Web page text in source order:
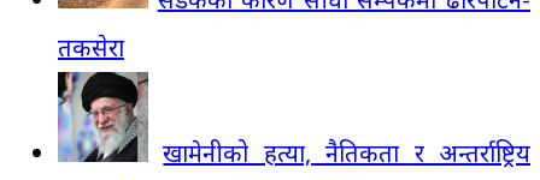
तकसेरा
खामेनीको हत्या, नैतिकता र अन्तर्राष्ट्रिय